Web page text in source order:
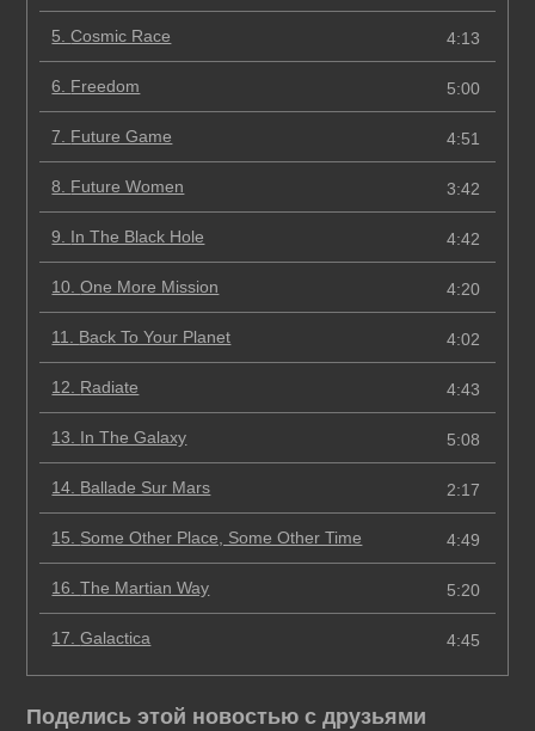
5.Cosmic Race 4:13
6. Freedom 5:00
7. Future Game 4:51
8. Future Women 3:42
9. In The Black Hole 4:42
10.One More Mission 4:20
11. Back To Your Planet 4:02
12. Radiate 4:43
13. In The Galaxy 5:08
14. Ballade Sur Mars 2:17
15. Some Other Place, Some Other Time 4:49
16.The Martian Way 5:20
17.Galactica 4:45
Поделись этой новостью с друзьями